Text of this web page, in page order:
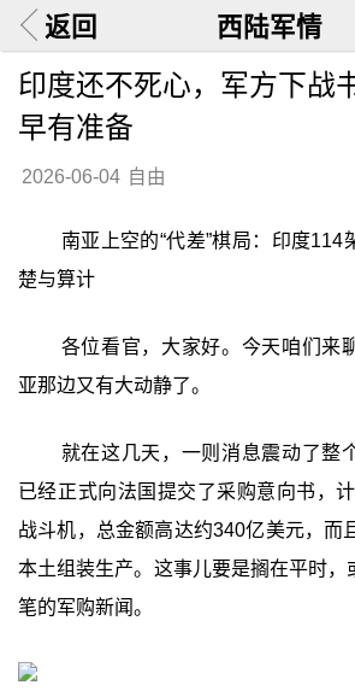
返回 西陆军情
印度还不死心，军方下战
早有准备
2026-06-04 自由
南亚上空的“代差”棋局：印度114
楚与算计
各位看官，大家好。今天咱们来
亚那边又有大动静了。
就在这几天，一则消息震动了整
已经正式向法国提交了采购意向书，
战斗机，总金额高达约340亿美元，而
本土组装生产。这事儿要是搁在平时，
笔的军购新闻。